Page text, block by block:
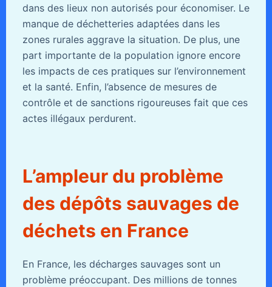
dans des lieux non autorisés pour économiser. Le
manque de déchetteries adaptées dans les
zones rurales aggrave la situation. De plus, une
part importante de la population ignore encore
les impacts de ces pratiques sur l’environnement
et la santé. Enfin, l’absence de mesures de
contrôle et de sanctions rigoureuses fait que ces
actes illégaux perdurent.
L’ampleur du problème
des dépôts sauvages de
déchets en France
En France, les décharges sauvages sont un
problème préoccupant. Des millions de tonnes